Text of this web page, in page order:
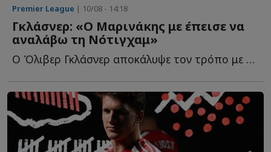
Premier League | 10/08 - 14:18
Γκλάσνερ: «Ο Μαρινάκης με έπεισε να
αναλάβω τη Νότιγχαμ»
Ο Όλιβερ Γκλάσνερ αποκάλυψε τον τρόπο με τον οποίο ο...